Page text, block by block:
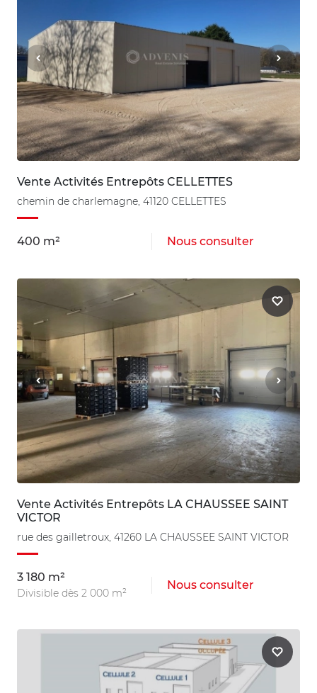
Vente Activités Entrepôts CELLETTES
chemin de charlemagne, 41120 CELLETTES
400 m² Nous consulter
Vente Activités Entrepôts LA CHAUSSEE SAINT
VICTOR
rue des gailletroux, 41260 LA CHAUSSEE SAINT VICTOR
3 180 m²
Divisible dès 2 000 m²
Nous consulter